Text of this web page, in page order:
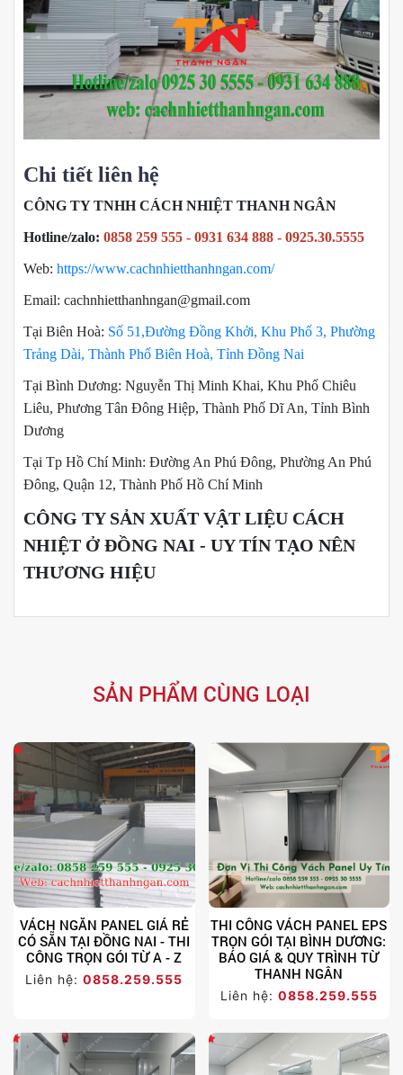
Chi tiết liên hệ
CÔNG TY TNHH CÁCH NHIỆT THANH NGÂN
Hotline/zalo: 0858 259 555 - 0931 634 888 - 0925.30.5555
Web: https://www.cachnhietthanhngan.com/
Email: cachnhietthanhngan@gmail.com
Tại Biên Hoà: Số 51,Đường Đồng Khởi, Khu Phố 3, Phường
Trảng Dài, Thành Phố Biên Hoà, Tỉnh Đồng Nai
Tại Bình Dương: Nguyễn Thị Minh Khai, Khu Phố Chiêu
Liêu, Phương Tân Đông Hiệp, Thành Phố Dĩ An, Tỉnh Bình
Dương
Tại Tp Hồ Chí Minh: Đường An Phú Đông, Phường An Phú
Đông, Quận 12, Thành Phố Hồ Chí Minh
CÔNG TY SẢN XUẤT VẬT LIỆU CÁCH
NHIỆT Ở ĐỒNG NAI - UY TÍN TẠO NÊN
THƯƠNG HIỆU
SẢN PHẨM CÙNG LOẠI
VÁCH NGĂN PANEL GIÁ RẺ
CÓ SẴN TẠI ĐỒNG NAI - THI
CÔNG TRỌN GÓI TỪ A - Z
Liên hệ:0858.259.555
THI CÔNG VÁCH PANEL EPS
TRỌN GÓI TẠI BÌNH DƯƠNG:
BÁO GIÁ & QUY TRÌNH TỪ
THANH NGÂN
Liên hệ: 0858.259.555